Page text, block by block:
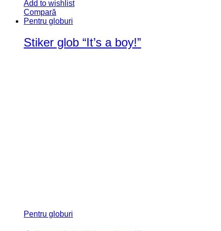
Add to wishlist
Compară
Pentru globuri
Stiker glob “It’s a boy!”
Pentru globuri